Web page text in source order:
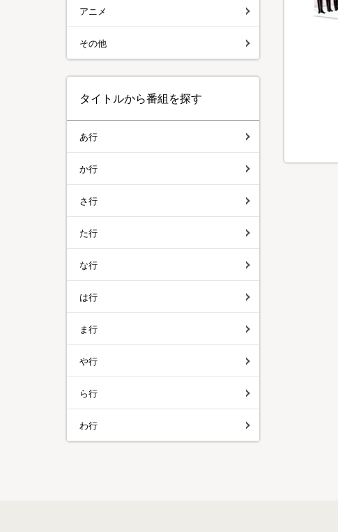
アニメ
その他
タイトルから番組を探す
あ行
か行
さ行
た行
な行
は行
ま行
や行
ら行
わ行